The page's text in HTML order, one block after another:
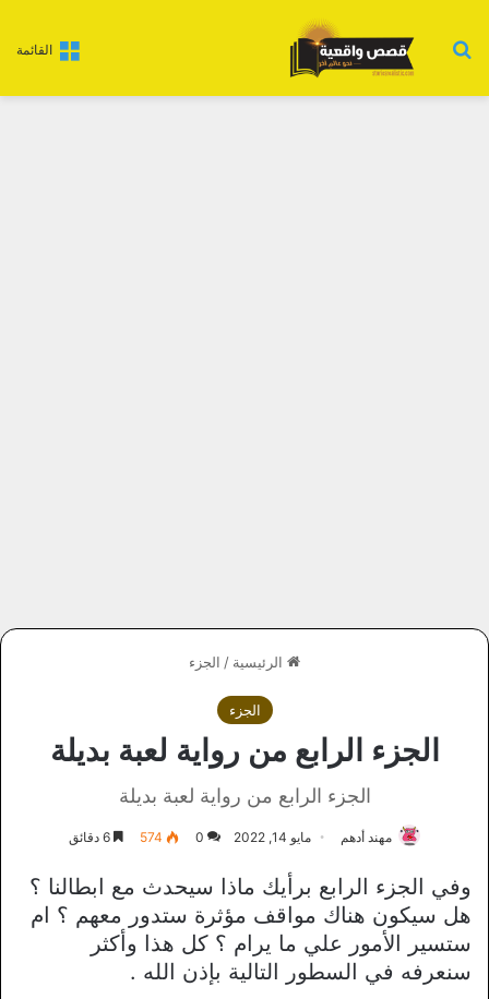
القائمة بحث عن
الرئيسية / الجزء
الجزء
الجزء الرابع من رواية لعبة بديلة
الجزء الرابع من رواية لعبة بديلة
مهند أدهم مايو 14, 2022 0
574
وفي الجزء الرابع برأيك ماذا سيحدث مع ابطالنا ؟
هل سيكون هناك مواقف مؤثرة ستدور معهم ؟ ام
ستسير الأمور علي ما يرام ؟ كل هذا وأكثر
سنعرفه في السطور التالية بإذن الله .